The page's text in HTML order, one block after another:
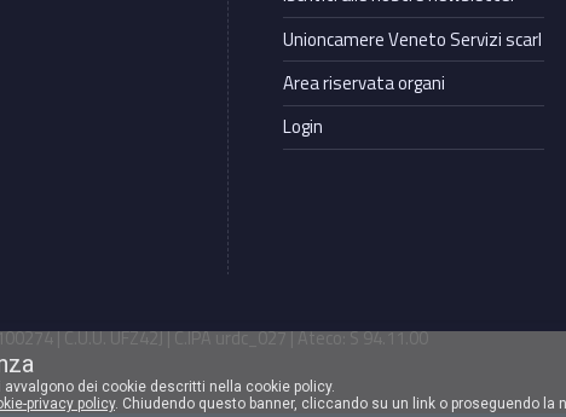
Unioncamere Veneto Servizi scarl
Area riservata organi
Login
| C.U.U. UFZ42J | C.IPA urdc_027 | Ateco: S 94.11.00
dei cookie descritti nella cookie policy.
privacy policy. Chiudendo questo banner, cliccando su un link o proseguendo la